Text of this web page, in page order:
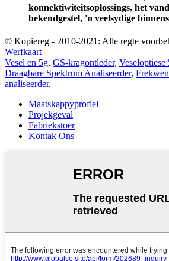
konnektiwiteitsoplossings, het
bekendgestel, 'n veelsydige
© Kopiereg - 2010-2021: Alle regte
Werfkaart
Vesel en 5g, GS-kragontleder, Veseloptiese
Draagbare Spektrum Analiseerder,
analiseerder,
Maatskappyprofiel
Projekgeval
Fabriekstoer
Kontak Ons